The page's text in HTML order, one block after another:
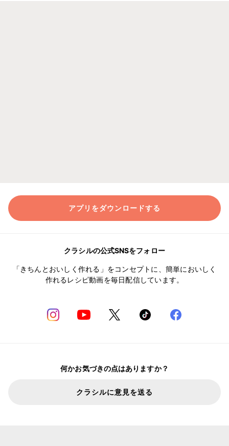
アプリをダウンロードする
クラシルの公式SNSをフォロー
「きちんとおいしく作れる」をコンセプトに、簡単においしく
作れるレシピ動画を毎日配信しています。
何かお気づきの点はありますか？
クラシルに意見を送る